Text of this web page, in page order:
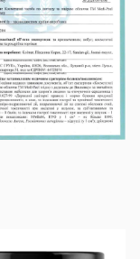
Squalane,
N. P.,
4, S. H.-
8,
4, Linalul,